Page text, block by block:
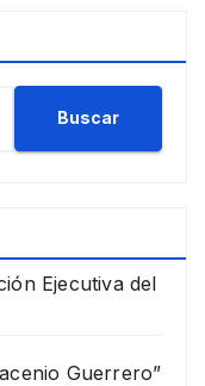
Buscar
Ejecutiva del
Guerrero”